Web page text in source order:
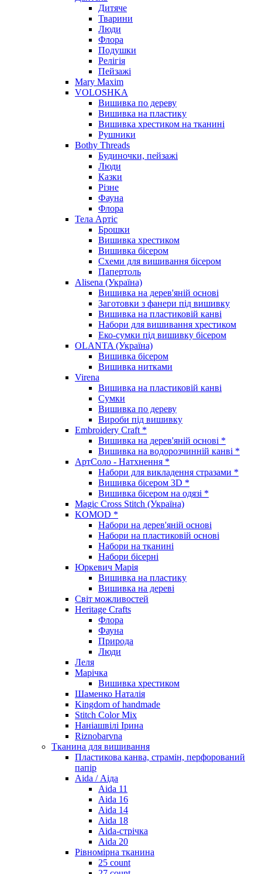
Дитяче
Тварини
Люди
Флора
Подушки
Релігія
Пейзажі
Mary Maxim
VOLOSHKA
Вишивка по дереву
Вишивка на пластику
Вишивка хрестиком на тканині
Рушники
Bothy Threads
Будиночки, пейзажі
Люди
Казки
Різне
Фауна
Флора
Тела Артіс
Брошки
Вишивка хрестиком
Вишивка бісером
Схеми для вишивання бісером
Папертоль
Alisena (Україна)
Вишивка на дерев'яній основі
Заготовки з фанери під вишивку
Вишивка на пластиковій канві
Набори для вишивання хрестиком
Еко-сумки під вишивку бісером
OLANTA (Україна)
Вишивка бісером
Вишивка нитками
Virena
Вишивка на пластиковій канві
Сумки
Вишивка по дереву
Вироби під вишивку
Embroidery Craft *
Вишивка на дерев'яній основі *
Вишивка на водорозчинній канві *
АртСоло - Натхнення *
Набори для викладення стразами *
Вишивка бісером 3D *
Вишивка бісером на одязі *
Magic Cross Stitch (Україна)
KOMOD *
Набори на дерев'яній основі
Набори на пластиковій основі
Набори на тканині
Набори бісерні
Юркевич Марія
Вишивка на пластику
Вишивка на дереві
Світ можливостей
Heritage Crafts
Флора
Фауна
Природа
Люди
Леля
Марічка
Вишивка хрестиком
Шаменко Наталія
Kingdom of handmade
Stitch Color Mix
Наніашвілі Ірина
Riznobarvna
Тканина для вишивання
Пластикова канва, страмін, перфорований
папір
Aida / Аіда
Aida 11
Aida 16
Aida 14
Aida 18
Aida-стрічка
Aida 20
Рівномірна тканина
25 count